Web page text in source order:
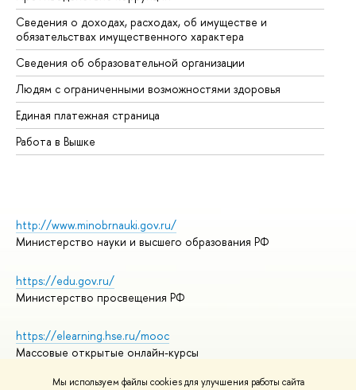
Мы используем файлы cookies для улучшения работы сайта
Сведения о доходах, расходах, об имуществе и
обязательствах имущественного характера
Сведения об образовательной организации
Людям с ограниченными возможностями здоровья
Единая платежная страница
Работа в Вышке
http://www.minobrnauki.gov.ru/
Министерство науки и высшего образования РФ
https://edu.gov.ru/
Министерство просвещения РФ
https://elearning.hse.ru/mooc
Массовые открытые онлайн-курсы